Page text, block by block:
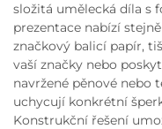
složitá umělecká díla s
prezentace nabízí
značkový balicí papír,
vaší značky nebo
navržené pěnové nebo
uchycují konkrétní
Konstrukční řešení